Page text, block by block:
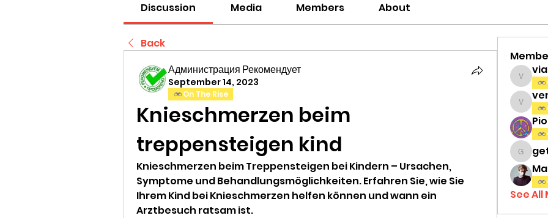
Discussion Media Members About
Back
Администрация Рекомендует
September 14, 2023
On The Rise
Knieschmerzen beim
treppensteigen kind
Knieschmerzen beim Treppensteigen bei Kindern – Ursachen,
Symptome und Behandlungsmöglichkeiten. Erfahren Sie, wie Sie
Ihrem Kind bei Knieschmerzen helfen können und wann ein
Arztbesuch ratsam ist.
See All